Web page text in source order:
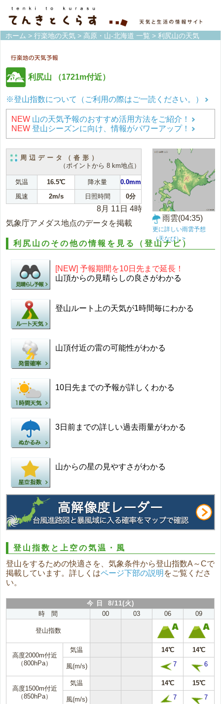
ホーム > 行楽地の天気 > 高原・山-北海道 一覧 > 利尻山の天気
利尻山 （1721m付近）
※登山指数について（ご利用の際はご一読ください。）
NEW 山の天気予報のおすすめ活用方法をご紹介！
NEW 登山シーズンに向け、情報がパワーアップ！
周辺データ（沓形）
（ポイントから 8 km地点）
気温 16.5℃ 降水量
0.0mm
風速
2m/s 日照時間 0分
8月 11日 4時
気象庁アメダス地点のデータを掲載
雨雲(04:35)
更に詳しい雨雲予想
（天なび）>
利尻山のその他の情報を見る（登山ナビ）
[NEW] 予報期間を10日先まで延長！
山頂からの見晴らしの良さがわかる
登山ルート上の天気が1時間毎にわかる
山頂付近の雷の可能性がわかる
10日先までの予報が詳しくわかる
3日前までの詳しい過去雨量がわかる
山からの星の見やすさがわかる
登山指数と上空の気温・風
登山をするための快適さを、気象条件から登山指数A～Cで
掲載しています。詳しくはページ下部の説明 をご覧くださ
い。
今 日 8/11(火)
時 間
00 03 06 09
登山指数
高度2000m付近
（800hPa）
気温 14℃ 14℃
風(m/s) 7 6
高度1500m付近
（850hPa）
気温 14℃ 15℃
風(m/s) 7 7